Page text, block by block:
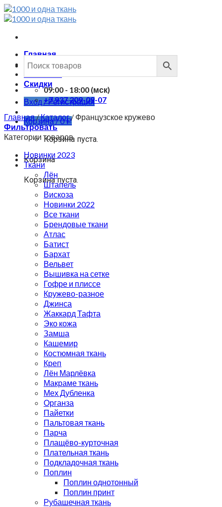
Skip
to
Главная
Каталог
Скидки
Вход / Регистрация
Корзина /0Р
Корзина пуста.
Корзина
Корзина пуста.
09:00 - 18:00 (мск)
+7 937 209-09-07
Главная/Каталог/ Французское кружево
Фильтровать
Категории товаров
Новинки 2023
Ткани
Лён
Штапель
Вискоза
Новинки 2022
Все ткани
Брендовые ткани
Атлас
Батист
Бархат
Вельвет
Вышивка на сетке
Гофре и плиссе
Кружево-разное
Джинса
Жаккард Тафта
Эко кожа
Замша
Кашемир
Костюмная ткань
Креп
Лён Марлёвка
Макраме ткань
Мех Дубленка
Органза
Пайетки
Пальтовая ткань
Парча
Плащёво-курточная
Плательная ткань
Подкладочная ткань
Поплин
Поплин однотонный
Поплин принт
Рубашечная ткань